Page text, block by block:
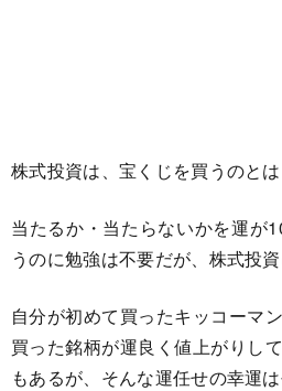
株式投資は、宝くじを買うのとは
当たるか・当たらないかを運が
うのに勉強は不要だが、株式投
自分が初めて買ったキッコーマ
買った銘柄が運良く値上がりし
もあるが、そんな運任せの幸運は